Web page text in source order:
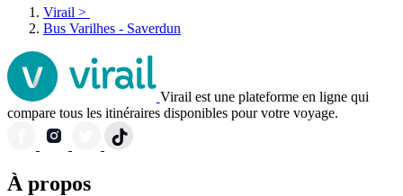
Virail >
Bus Varilhes - Saverdun
Virail est une plateforme en ligne qui
compare tous les itinéraires disponibles pour votre voyage.
À propos